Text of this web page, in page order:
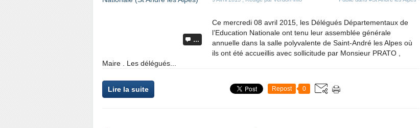
…
Ce mercredi 08 avril 2015, les Délégués Départementaux de
l’Education Nationale ont tenu leur assemblée générale
annuelle dans la salle polyvalente de Saint-André les Alpes où
ils ont été accueillis avec sollicitude par Monsieur PRATO ,
Maire . Les délégués...
Lire la suite Repost 0